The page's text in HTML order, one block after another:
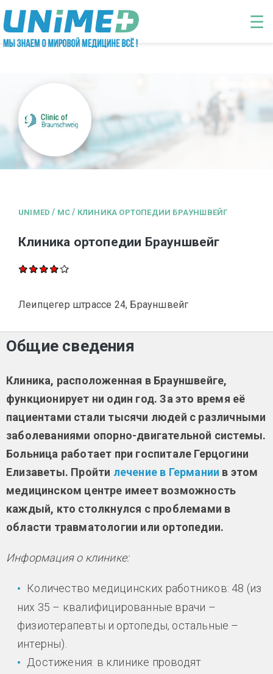
Перейти к основному содержанию
☰
UNIMED / MC / КЛИНИКА ОРТОПЕДИИ БРАУНШВЕЙГ
Клиника ортопедии Брауншвейг
Леипцегер штрассе 24, Брауншвейг
Общие сведения
Клиника, расположенная в Брауншвейге,
функционирует ни один год. За это время её
пациентами стали тысячи людей с различными
заболеваниями опорно-двигательной системы.
Больница работает при госпитале Герцогини
Елизаветы. Пройти лечение в Германии в этом
медицинском центре имеет возможность
каждый, кто столкнулся с проблемами в
области травматологии или ортопедии.
Информация о клинике:
Количество медицинских работников: 48 (из
них 35 – квалифицированные врачи –
физиотерапевты и ортопеды, остальные –
интерны).
Достижения: в клинике проводят